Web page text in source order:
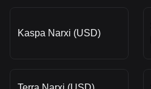
Kaspa Narxi (USD)